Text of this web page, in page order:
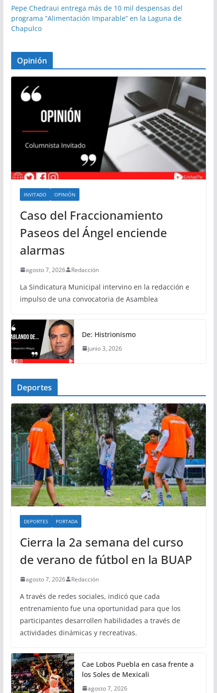
Pepe Chedraui entrega más de 10 mil despensas del
programa “Alimentación Imparable” en la Laguna de
Chapulco
Opinión
INVITADO OPINIÓN
Caso del Fraccionamiento
Paseos del Ángel enciende
alarmas
agosto 7, 2026 Redacción
La Sindicatura Municipal intervino en la redacción e
impulso de una convocatoria de Asamblea
De: Histrionismo
junio 3, 2026
Deportes
DEPORTES PORTADA
Cierra la 2a semana del curso
de verano de fútbol en la BUAP
agosto 7, 2026 Redacción
A través de redes sociales, indicó que cada
entrenamiento fue una oportunidad para que los
participantes desarrollen habilidades a través de
actividades dinámicas y recreativas.
Cae Lobos Puebla en casa frente a
los Soles de Mexicali
agosto 7, 2026